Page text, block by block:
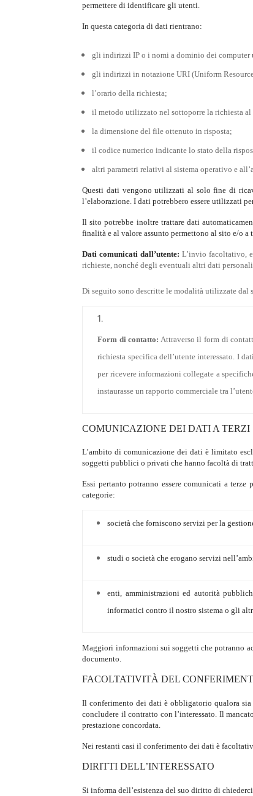
permettere di identificare gli utenti.
In questa categoria di dati rientrano:
gli indirizzi IP o i nomi a dominio dei
gli indirizzi in notazione URI (Uniform
l’orario della richiesta;
il metodo utilizzato nel sottoporre la richiesta al
la dimensione del file ottenuto in risposta;
il codice numerico indicante lo stato della
altri parametri relativi al sistema operativo e
Questi dati vengono utilizzati al solo fine di
l’elaborazione. I dati potrebbero essere utilizzati
Il sito potrebbe inoltre trattare dati
finalità e al valore assunto permettono al sito e/o
Dati comunicati dall’utente:L’invio facoltativo,
richieste, nonché degli eventuali altri dati
Di seguito sono descritte le modalità utilizzate dal
Form di contatto: Attraverso il form di
richiesta specifica dell’utente interessato. I
per ricevere informazioni collegate a
instaurasse un rapporto commerciale tra
COMUNICAZIONE DEI DATI A TERZI
L’ambito di comunicazione dei dati è limitato
soggetti pubblici o privati che hanno facoltà di
Essi pertanto potranno essere comunicati a
categorie:
società che forniscono servizi per la
studi o società che erogano servizi
enti, amministrazioni ed autorità
informatici contro il nostro sistema o gli
Maggiori informazioni sui soggetti che potranno
documento.
FACOLTATIVITÀ DEL
Il conferimento dei dati è obbligatorio qualora sia
concludere il contratto con l’interessato. Il
prestazione concordata.
Nei restanti casi il conferimento dei dati è
DIRITTI DELL’INTERESSATO
Si informa dell’esistenza del suo diritto di